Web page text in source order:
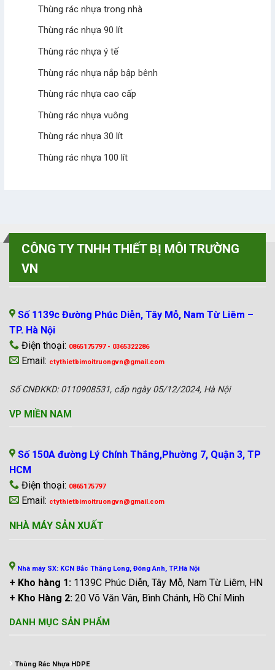
Thùng rác nhựa trong nhà
Thùng rác nhựa 90 lít
Thùng rác nhựa ý tế
Thùng rác nhựa nắp bập bênh
Thùng rác nhựa cao cấp
Thùng rác nhựa vuông
Thùng rác nhựa 30 lít
Thùng rác nhựa 100 lít
CÔNG TY TNHH THIẾT BỊ MÔI TRƯỜNG
VN
VP MIỀN BẮC
Số 1139c Đường Phúc Diễn, Tây Mỗ, Nam Từ Liêm –
TP. Hà Nội
Điện thoại: 0865175797 - 0365322286
Email: ctythietbimoitruongvn@gmail.com
Số CNĐKKD: 0110908531, cấp ngày 05/12/2024, Hà Nội
VP MIỀN NAM
Số 150A đường Lý Chính Thắng,Phường 7, Quận 3, TP
HCM
Điện thoại: 0865175797
Email: ctythietbimoitruongvn@gmail.com
NHÀ MÁY SẢN XUẤT
Nhà máy SX: KCN Bắc Thăng Long, Đông Anh, TP.Hà Nội
+ Kho hàng 1: 1139C Phúc Diễn, Tây Mỗ, Nam Từ Liêm, HN
+ Kho Hàng 2: 20 Võ Văn Vân, Bình Chánh, Hồ Chí Minh
DANH MỤC SẢN PHẨM
Thùng Rác Nhựa HDPE